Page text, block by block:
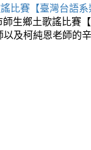
比賽【臺灣台語
生鄉土歌謠比賽
及柯純恩老師的